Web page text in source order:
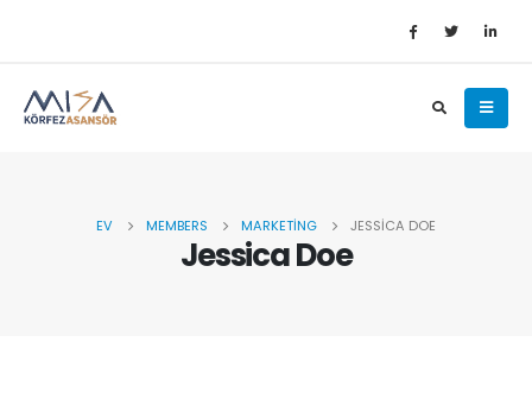
EV MEMBERS MARKETING JESSICA DOE
Jessica Doe